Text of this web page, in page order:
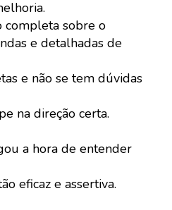
completa sobre o
e detalhadas de
e não se tem dúvidas
na direção certa.
a hora de entender
eficaz e assertiva.